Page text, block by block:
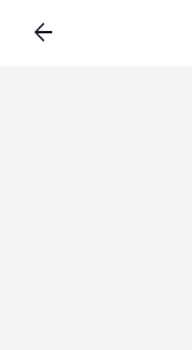
arrow_back